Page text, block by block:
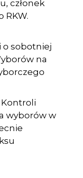
członek
RKW.
o sobotniej
na
Kontroli
wyborów w